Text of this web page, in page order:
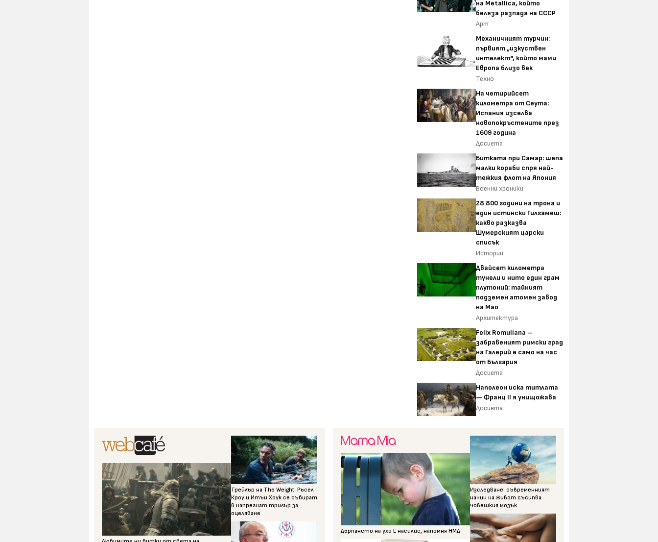
на Metallica, който
беляза разпада на СССР
Арт
Механичният турчин:
първият „изкуствен
интелект“, който мами
Европа близо век
Техно
На четирийсет
километра от Сеута:
Испания изселва
новопокръстените през
1609 година
Досиета
Битката при Самар: шепа
малки кораби спря най-
тежкия флот на Япония
Военни хроники
28 800 години на трона и
един истински Гилгамеш:
какво разказва
Шумерският царски
списък
Истории
Двайсет километра
тунели и нито един грам
плутоний: тайният
подземен атомен завод
на Мао
Архитектура
Felix Romuliana –
забравеният римски град
на Галерий е само на час
от България
Досиета
Наполеон иска титлата
— Франц II я унищожава
Досиета
Трейлър на The Weight: Ръсел
Кроу и Итън Хоук се събират
в напрегнат трилър за
оцеляване
Дърпането на ухо Е насилие, напомня НМД
Изследване: съвременният
начин на живот съсипва
човешкия мозък